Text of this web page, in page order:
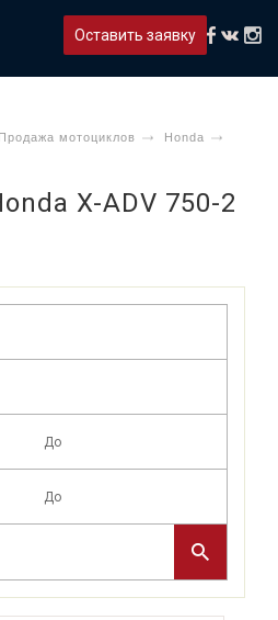
Оставить заявку
Продажа мотоциклов
Honda
X-ADV 750-2